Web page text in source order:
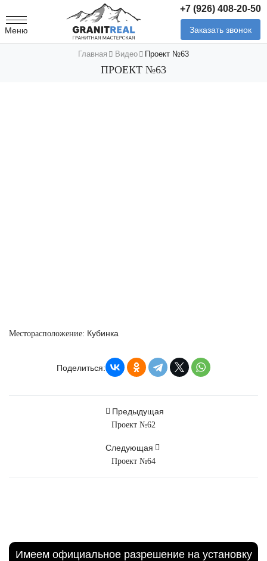
Меню
+7 (926) 408-20-50
Заказать звонок
Главная Видео Проект №63
ПРОЕКТ №63
Месторасположение: Кубинка
Поделиться:
Предыдущая
Проект №62
Следующая
Проект №64
Имеем официальное разрешение на установку